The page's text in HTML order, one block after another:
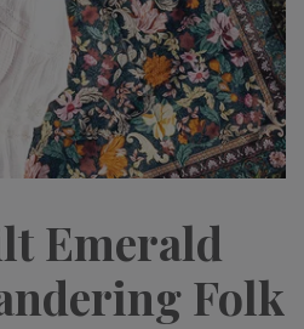
Emerald
Folk